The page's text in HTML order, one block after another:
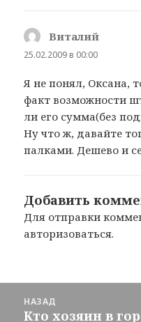
Виталий
25.02.2009 в 00:00
Я не понял, Оксана,
факт возможности
ли его сумма(без
Ну что ж, давайте
палками. Дешево и
Добавить
Для отправки
авторизоваться.
НАЗАД
Предыдущая
Кто хозяин в